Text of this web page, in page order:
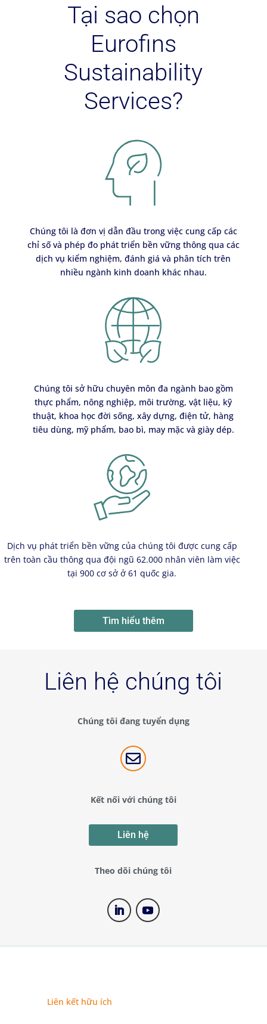
Tại sao chọn
Eurofins
Sustainability
Services?
Chúng tôi là đơn vị dẫn đầu trong việc cung cấp các
chỉ số và phép đo phát triển bền vững thông qua các
dịch vụ kiểm nghiệm, đánh giá và phân tích trên
nhiều ngành kinh doanh khác nhau.
Chúng tôi sở hữu chuyên môn đa ngành bao gồm
thực phẩm, nông nghiệp, môi trường, vật liệu, kỹ
thuật, khoa học đời sống, xây dựng, điện tử, hàng
tiêu dùng, mỹ phẩm, bao bì, may mặc và giày dép.
Dịch vụ phát triển bền vững của chúng tôi được cung cấp
trên toàn cầu thông qua đội ngũ 62.000 nhân viên làm việc
tại 900 cơ sở ở 61 quốc gia.
Tìm hiểu thêm
Liên hệ chúng tôi
Chúng tôi đang tuyển dụng

Kết nối với chúng tôi
Liên hệ
Theo dõi chúng tôi
Liên kết hữu ích